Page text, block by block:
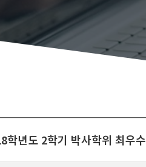
년도 2학기 박사학위 최우